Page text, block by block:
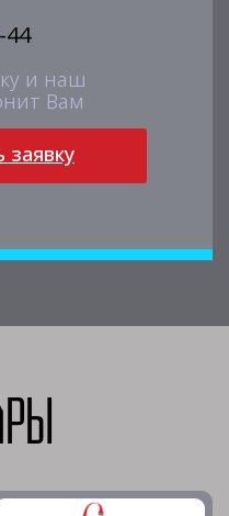
44
и наш
Вам
заявку